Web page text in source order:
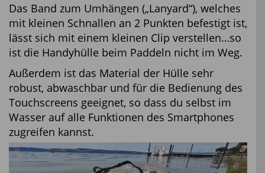
Das Band zum Umhängen („Lanyard“), welches
mit kleinen Schnallen an 2 Punkten befestigt ist,
lässt sich mit einem kleinen Clip verstellen…so
ist die Handyhülle beim Paddeln nicht im Weg.
Außerdem ist das Material der Hülle sehr
robust, abwaschbar und für die Bedienung des
Touchscreens geeignet, so dass du selbst im
Wasser auf alle Funktionen des Smartphones
zugreifen kannst.